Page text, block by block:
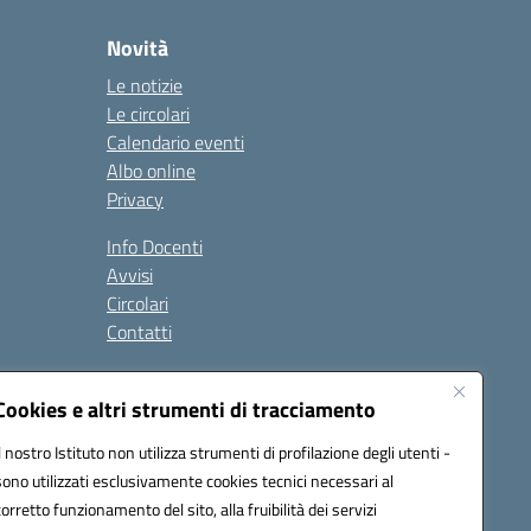
e altri strumenti di tracciamento
nostro Istituto non utilizza strumenti di profilazione degli utenti -
utilizzati esclusivamente cookies tecnici necessari al
funzionamento del sito, alla fruibilità dei servizi
Novità
Le notizie
Le circolari
Calendario eventi
Albo online
Privacy
Info Docenti
Avvisi
Circolari
Contatti
Seguici su: